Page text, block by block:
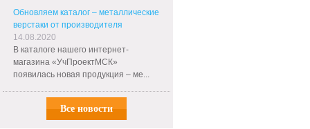
Обновляем каталог – металлические
верстаки от производителя
14.08.2020
В каталоге нашего интернет-
магазина «УчПроектМСК»
появилась новая продукция – ме...
Все новости